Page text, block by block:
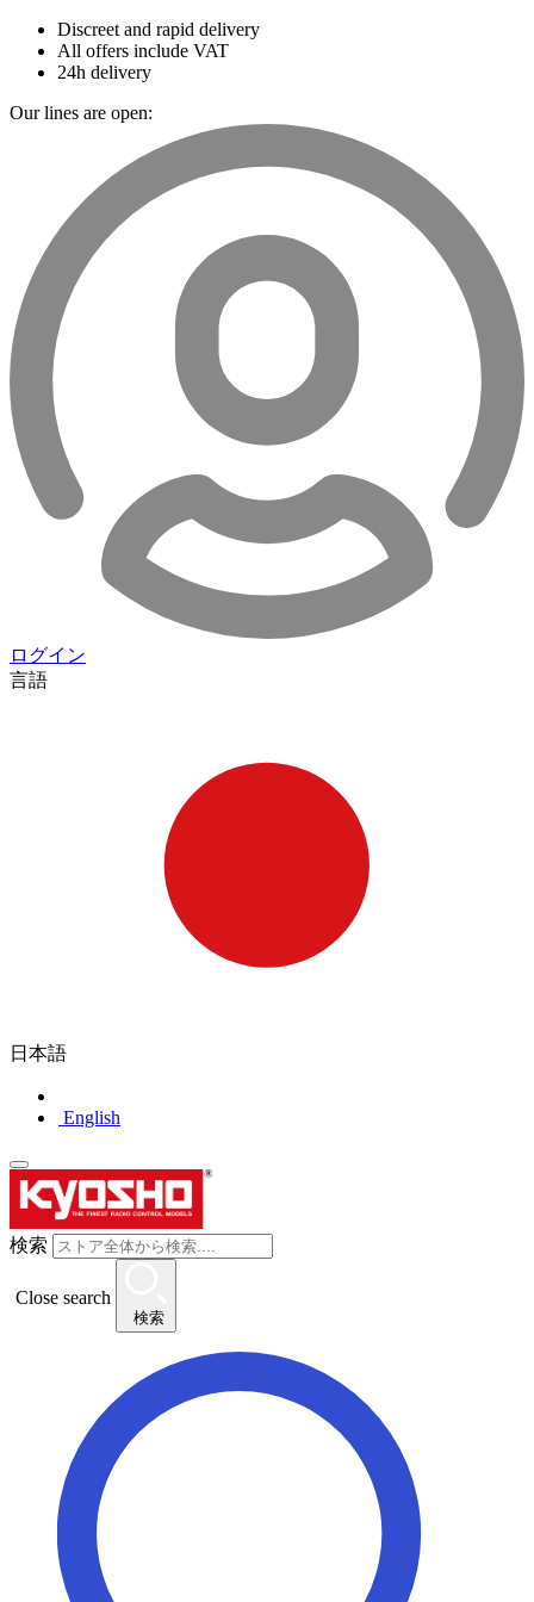
Discreet and rapid delivery
All offers include VAT
24h delivery
Our lines are open:
ログイン
言語
日本語
English
検索
Close search
検索